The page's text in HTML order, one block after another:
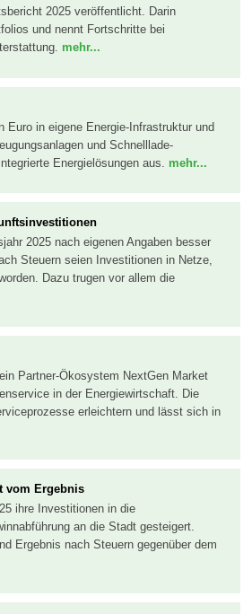
2025 veröffentlicht. Darin
und nennt Fortschritte bei
mehr...
in eigene Energie-Infrastruktur und
und Schnelllade-
Energielösungen aus. mehr...
2025 nach eigenen Angaben besser
Steuern seien Investitionen in Netze,
Dazu trugen vor allem die
Partner-Ökosystem NextGen Market
in der Energiewirtschaft. Die
erleichtern und lässt sich in
vom Ergebnis
ihre Investitionen in die
an die Stadt gesteigert.
Ergebnis nach Steuern gegenüber dem